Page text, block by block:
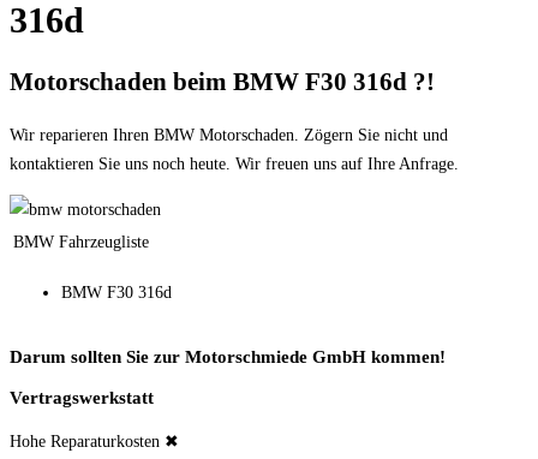
316d
Motorschaden beim BMW F30 316d ?!
Wir reparieren Ihren BMW Motorschaden. Zögern Sie nicht und
kontaktieren Sie uns noch heute. Wir freuen uns auf Ihre Anfrage.
BMW Fahrzeugliste
BMW F30 316d
Darum sollten Sie zur Motorschmiede GmbH kommen!
Vertragswerkstatt
Hohe Reparaturkosten ✖